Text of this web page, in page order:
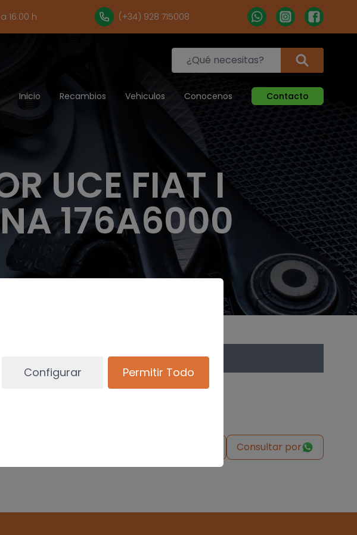
16.00 h (+34) 928 715008
Inicio Recambios Vehiculos Conocenos Contacto
UCE FIAT I
176A6000
Consultar por
Configurar Permitir Todo